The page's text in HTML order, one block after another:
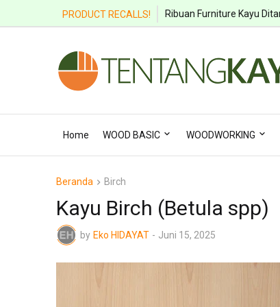
PRODUCT RECALLS! Ribuan Furniture Kayu
Home WOOD BASIC WOODWORKING
Beranda Birch
Kayu Birch (Betula spp)
by Eko HIDAYAT - Juni 15, 2025